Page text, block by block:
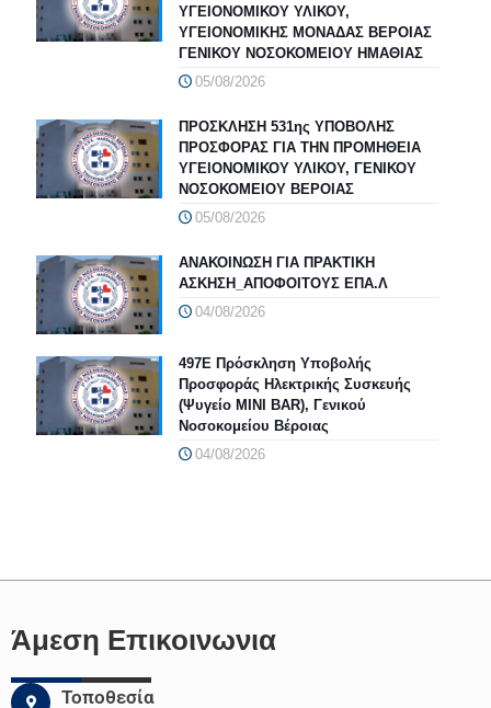
ΥΓΕΙΟΝΟΜΙΚΟΥ ΥΛΙΚΟΥ,
ΥΓΕΙΟΝΟΜΙΚΗΣ ΜΟΝΑΔΑΣ ΒΕΡΟΙΑΣ
ΓΕΝΙΚΟΥ ΝΟΣΟΚΟΜΕΙΟΥ ΗΜΑΘΙΑΣ
05/08/2026
ΠΡΟΣΚΛΗΣΗ 531ης ΥΠΟΒΟΛΗΣ
ΠΡΟΣΦΟΡΑΣ ΓΙΑ ΤΗΝ ΠΡΟΜΗΘΕΙΑ
ΥΓΕΙΟΝΟΜΙΚΟΥ ΥΛΙΚΟΥ, ΓΕΝΙΚΟΥ
ΝΟΣΟΚΟΜΕΙΟΥ ΒΕΡΟΙΑΣ
05/08/2026
ΑΝΑΚΟΙΝΩΣΗ ΓΙΑ ΠΡΑΚΤΙΚΗ
ΑΣΚΗΣΗ_ΑΠΟΦΟΙΤΟΥΣ ΕΠΑ.Λ
04/08/2026
497Ε Πρόσκληση Υποβολής
Προσφοράς Ηλεκτρικής Συσκευής
(Ψυγείο MINI BAR), Γενικού
Νοσοκομείου Βέροιας
04/08/2026
Άμεση Επικοινωνια
Τοποθεσία